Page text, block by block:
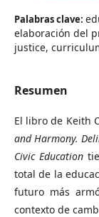
Palabras clave:
elaboración del
justice,
Resumen
El libro de Keith
and Harmony.
Civic Education
total de la
futuro más
contexto de